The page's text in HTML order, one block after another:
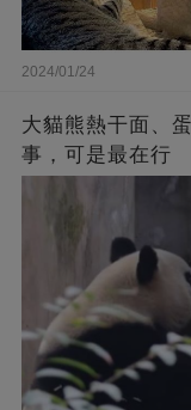
2024/01/24
大貓熊熱干面、
事，可是最在行